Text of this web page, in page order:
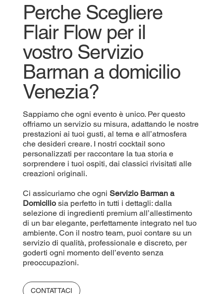
Perche Scegliere
Flair Flow per il
vostro Servizio
Barman a domicilio
Venezia?
Sappiamo che ogni evento è unico. Per questo
offriamo un servizio su misura, adattando le nostre
prestazioni ai tuoi gusti, al tema e all’atmosfera
che desideri creare. I nostri cocktail sono
personalizzati per raccontare la tua storia e
sorprendere i tuoi ospiti, dai classici rivisitati alle
creazioni originali.
Ci assicuriamo che ogni Servizio Barman a
Domiciliosia perfetto in tutti i dettagli: dalla
selezione di ingredienti premium all’allestimento
di un bar elegante, perfettamente integrato nel tuo
ambiente. Con il nostro team, puoi contare su un
servizio di qualità, professionale e discreto, per
goderti ogni momento dell’evento senza
preoccupazioni.
CONTATTACI